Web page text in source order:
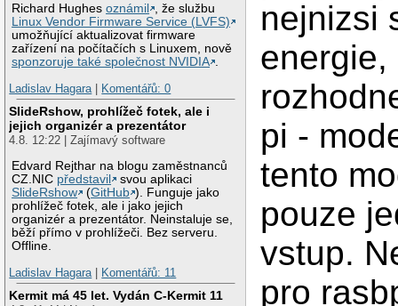
Richard Hughesoznámil
, že službu
Linux Vendor Firmware Service (LVFS)
umožňující aktualizovat firmware
zařízení na počítačích s Linuxem, nově
sponzoruje také společnost NVIDIA .
Ladislav Hagara | Komentářů: 0
SlideRshow, prohlížeč fotek, ale i
jejich organizér a prezentátor
4.8. 12:22 | Zajímavý software
Edvard Rejthar na blogu zaměstnanců
CZ.NIC představil
svou aplikaci
SlideRshow
(GitHub ). Funguje jako
prohlížeč fotek, ale i jako jejich
organizér a prezentátor. Neinstaluje se,
běží přímo v prohlížeči. Bez serveru.
Offline.
Ladislav Hagara | Komentářů: 11
Kermit má 45 let. Vydán C-Kermit 11
nejnizsi
energie,
pi -
tento
pouze
vstup.
pro